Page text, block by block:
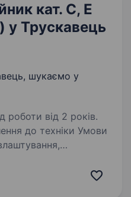
кат. C, E
у Трускавець
шукаємо у
роботи від 2 років.
Тягачі Volvo